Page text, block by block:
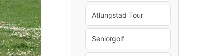
Atlungstad Tour
Seniorgolf